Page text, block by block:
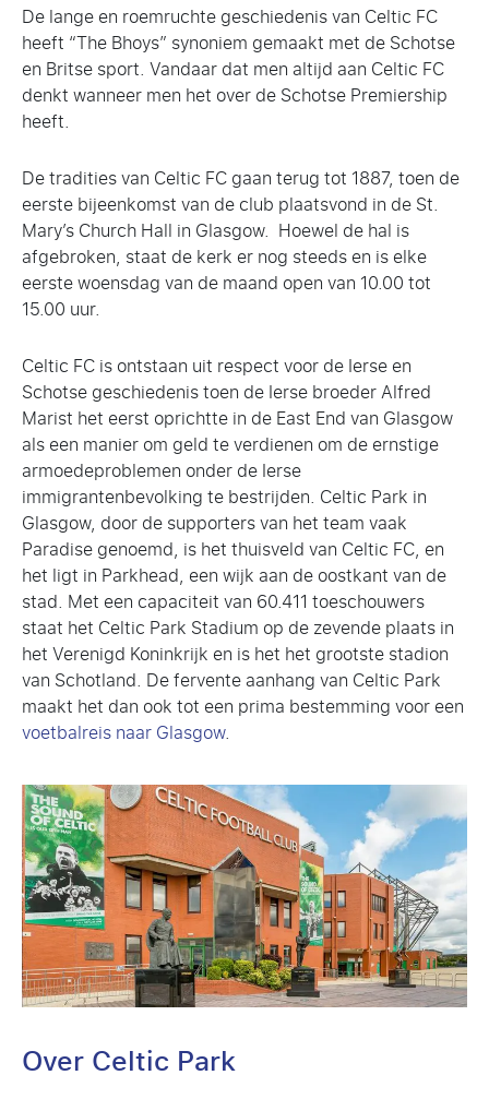
De lange en roemruchte geschiedenis van Celtic FC
heeft “The Bhoys” synoniem gemaakt met de Schotse
en Britse sport. Vandaar dat men altijd aan Celtic FC
denkt wanneer men het over de Schotse Premiership
heeft.
De tradities van Celtic FC gaan terug tot 1887, toen de
eerste bijeenkomst van de club plaatsvond in de St.
Mary’s Church Hall in Glasgow. Hoewel de hal is
afgebroken, staat de kerk er nog steeds en is elke
eerste woensdag van de maand open van 10.00 tot
15.00 uur.
Celtic FC is ontstaan uit respect voor de Ierse en
Schotse geschiedenis toen de Ierse broeder Alfred
Marist het eerst oprichtte in de East End van Glasgow
als een manier om geld te verdienen om de ernstige
armoedeproblemen onder de Ierse
immigrantenbevolking te bestrijden. Celtic Park in
Glasgow, door de supporters van het team vaak
Paradise genoemd, is het thuisveld van Celtic FC, en
het ligt in Parkhead, een wijk aan de oostkant van de
stad. Met een capaciteit van 60.411 toeschouwers
staat het Celtic Park Stadium op de zevende plaats in
het Verenigd Koninkrijk en is het het grootste stadion
van Schotland. De fervente aanhang van Celtic Park
maakt het dan ook tot een prima bestemming voor een
voetbalreis naar Glasgow.
Over Celtic Park